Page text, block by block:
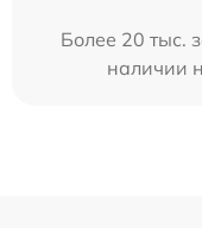
Более 20 тыс.
наличии